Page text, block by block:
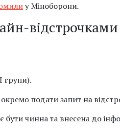
у Міноборони.
відстрочками
групи).
подати запит на
бути чинна та внесена до